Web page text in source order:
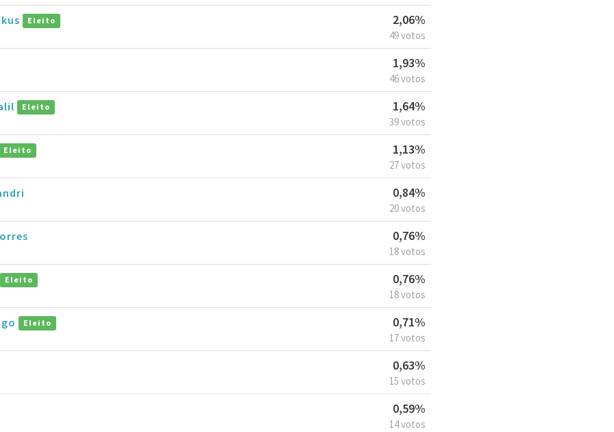
Eleito 2,06%
49 votos
1,93%
46 votos
Eleito 1,64%
39 votos
Eleito 1,13%
27 votos
0,84%
20 votos
0,76%
18 votos
Eleito 0,76%
18 votos
Eleito 0,71%
17 votos
0,63%
15 votos
0,59%
14 votos